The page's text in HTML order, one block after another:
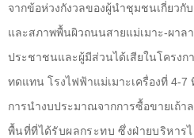
จากข้อห่วงกังวลของผู้นำชุมชนเกี่ยวกั
และสภาพพื้นผิวถนนสายแม่เมาะ-ผาล
ประชาชนและผู้มีส่วนได้เสียในโครงก
ทดแทน โรงไฟฟ้าแม่เมาะเครื่องที่ 4-7
การนำงบประมาณจากการซื้อขายเถ้า
พื้นที่ที่ได้รับผลกระทบ ซึ่งฝ่ายบริหาร